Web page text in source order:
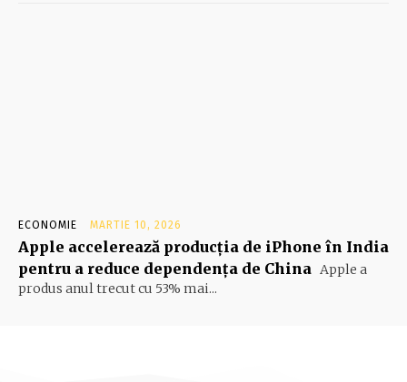
ECONOMIE MARTIE 10, 2026
Apple accelerează producția de iPhone în India
pentru a reduce dependența de China Apple a
produs anul trecut cu 53% mai...